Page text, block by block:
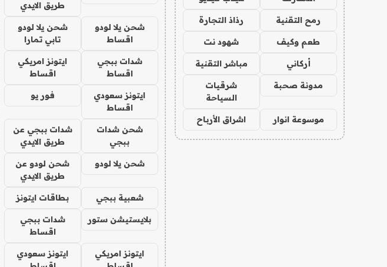
رمح التقنية رذاذ التجارة
طعم وكيف شهود نت
أركاني مباشر التقنية
مدونة صحبة
شرقيات
السياحة
موسوعة انوار اشراق الأرباح
طريق الايدي
شحن يلا لودو
اقساط
شحن يلا لودو
تابي تمارا
شدات ببجي
اقساط
ايتونز امريكي
اقساط
ايتونز سعودي
اقساط
فور يو
شحن شدات
ببجي
شدات ببجي عن
طريق الايدي
شحن يلا لودو
شحن لودو عن
طريق الايدي
شعبية ببجي بطاقات ايتونز
بلايستيشن ستور
شدات ببجي
اقساط
ايتونز امريكي
ايتونز سعودي